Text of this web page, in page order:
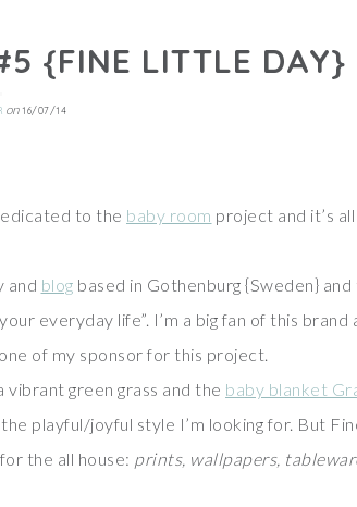
{FINE LITTLE DAY}
on16/07/14
to the baby room project and it’s
and blog based in Gothenburg {Sweden}
everyday life”. I’m a big fan of this brand
of my sponsor for this project.
vibrant green grass and the baby blanket
playful/joyful style I’m looking for. But
the all house: prints, wallpapers,